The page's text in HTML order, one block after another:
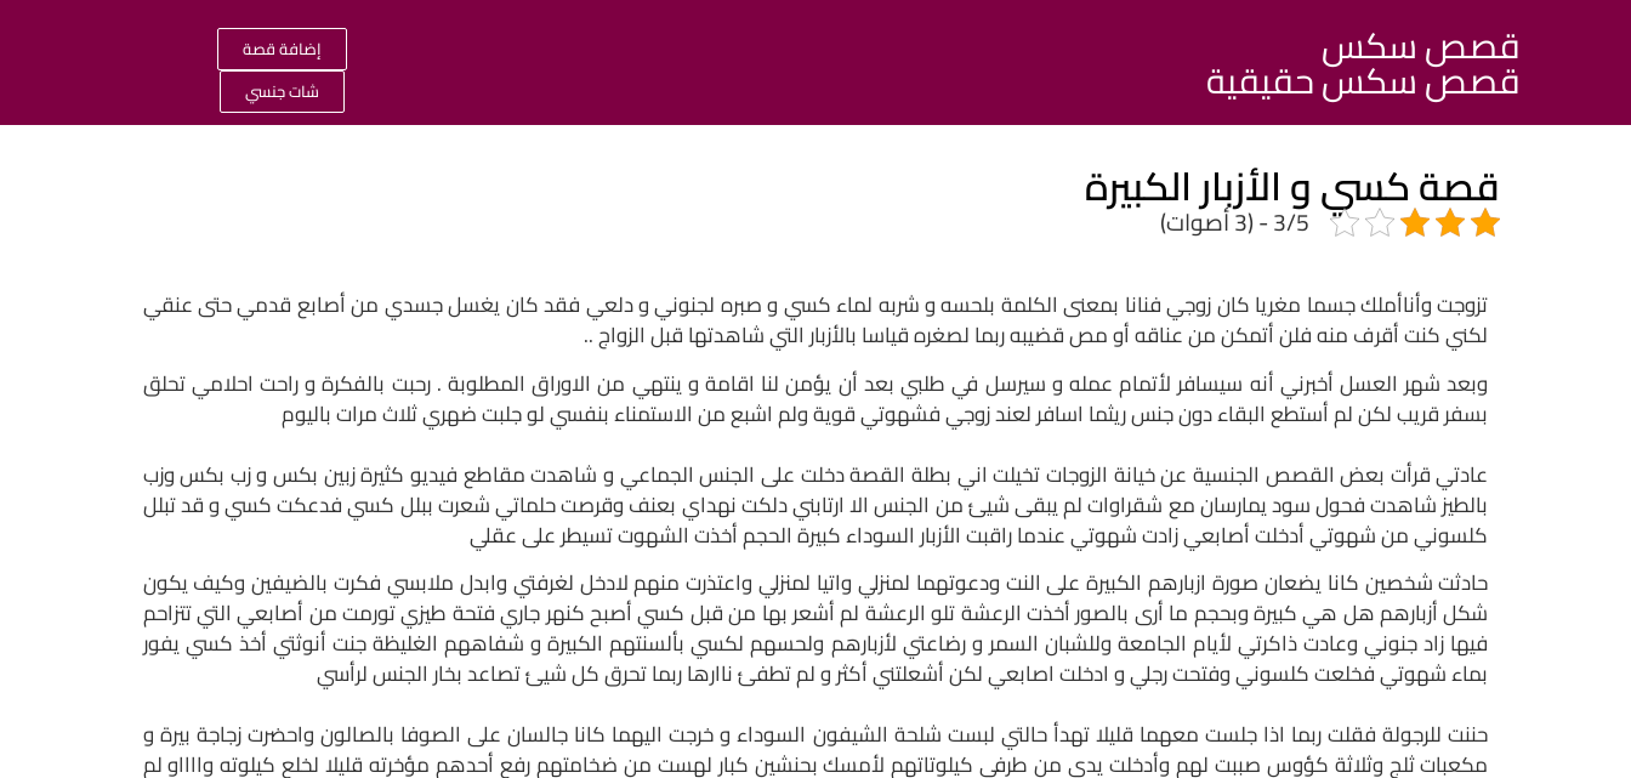
قصص سكس
قصص سكس حقيقية
إضافة قصة
شات جنسي
قصة كسي و الأزبار الكبيرة
3/5 - (3 أصوات)
تزوجت وأناأملك جسما مغريا كان زوجي فنانا بمعنى الكلمة بلحسه و شربه لماء كسي و صبره لجنوني و دلعي فقد كان يغسل جسدي من أصابع قدمي حتى عنقي
لكني كنت أقرف منه فلن أتمكن من عناقه أو مص قضيبه ربما لصغره قياسا بالأزبار التي شاهدتها قبل الزواج ..
وبعد شهر العسل أخبرني أنه سيسافر لأتمام عمله و سيرسل في طلبي بعد أن يؤمن لنا اقامة و ينتهي من الاوراق المطلوبة . رحبت بالفكرة و راحت احلامي تحلق
بسفر قريب لكن لم أستطع البقاء دون جنس ريثما اسافر لعند زوجي فشهوتي قوية ولم اشبع من الاستمناء بنفسي لو جلبت ضهري ثلاث مرات باليوم
عادتي قرأت بعض القصص الجنسية عن خيانة الزوجات تخيلت اني بطلة القصة دخلت على الجنس الجماعي و شاهدت مقاطع فيديو كثيرة زبين بكس و زب بكس وزب
بالطيز شاهدت فحول سود يمارسان مع شقراوات لم يبقى شيئ من الجنس الا ارتابني دلكت نهداي بعنف وقرصت حلماتي شعرت ببلل كسي فدعكت كسي و قد تبلل
كلسوني من شهوتي أدخلت أصابعي زادت شهوتي عندما راقبت الأزبار السوداء كبيرة الحجم أخذت الشهوت تسيطر على عقلي
حادثت شخصين كانا يضعان صورة ازبارهم الكبيرة على النت ودعوتهما لمنزلي واتيا لمنزلي واعتذرت منهم لادخل لغرفتي وابدل ملابسي فكرت بالضيفين وكيف يكون
شكل أزبارهم هل هي كبيرة وبحجم ما أرى بالصور أخذت الرعشة تلو الرعشة لم أشعر بها من قبل كسي أصبح كنهر جاري فتحة طيزي تورمت من أصابعي التي تتزاحم
فيها زاد جنوني وعادت ذاكرتي لأيام الجامعة وللشبان السمر و رضاعتي لأزبارهم ولحسهم لكسي بألسنتهم الكبيرة و شفاههم الغليظة جنت أنوثتي أخذ كسي يفور
بماء شهوتي فخلعت كلسوني وفتحت رجلي و ادخلت اصابعي لكن أشعلتني أكثر و لم تطفئ ناارها ربما تحرق كل شيئ تصاعد بخار الجنس لرأسي
حننت للرجولة فقلت ربما اذا جلست معهما قليلا تهدأ حالتي لبست شلحة الشيفون السوداء و خرجت اليهما كانا جالسان على الصوفا بالصالون واحضرت زجاجة بيرة و
مكعبات ثلج وثلاثة كؤوس صببت لهم وأدخلت يدي من طرفي كيلوتاتهم لأمسك بحنشين كبار لهست من ضخامتهم رفع أحدهم مؤخرته قليلا لخلع كيلوته وااااو لم